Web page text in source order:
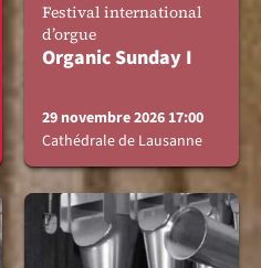
Festival international
d’orgue
Organic Sunday I
29 novembre 2026 17:00
Cathédrale de Lausanne